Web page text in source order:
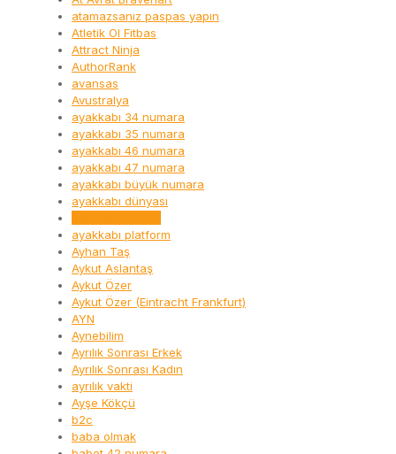
atamazsanız paspas yapın
Atletik Ol Fitbas
Attract Ninja
AuthorRank
avansas
Avustralya
ayakkabı 34 numara
ayakkabı 35 numara
ayakkabı 46 numara
ayakkabı 47 numara
ayakkabı büyük numara
ayakkabı dünyası
ayakkabı platform
Ayhan Taş
Aykut Aslantaş
Aykut Özer
Aykut Özer (Eintracht Frankfurt)
AYN
Aynebilim
Ayrılık Sonrası Erkek
Ayrılık Sonrası Kadın
ayrılık vakti
Ayşe Kökçü
b2c
baba olmak